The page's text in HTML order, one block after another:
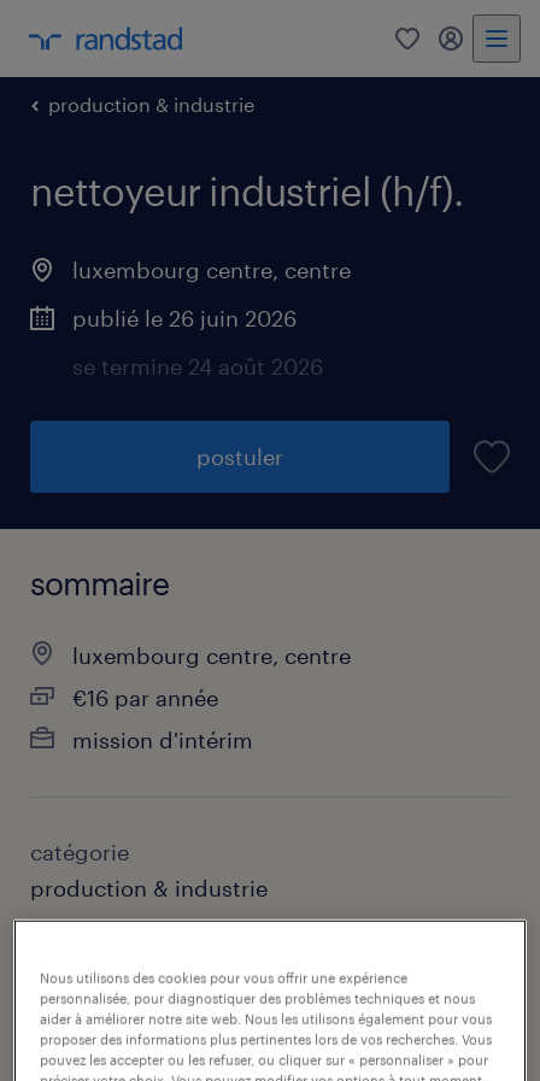
0 my
production & industrie
nettoyeur industriel (h/f).
luxembourg centre, centre
publié le 26 juin 2026
se termine 24 août 2026
postuler
sommaire
luxembourg centre, centre
€16 par année
mission d'intérim
catégorie
production & industrie
randstad luxembourg
courriel du contact
Nous utilisons des cookies pour vous offrir une expérience
personnalisée, pour diagnostiquer des problèmes techniques et nous
aider à améliorer notre site web. Nous les utilisons également pour vous
proposer des informations plus pertinentes lors de vos recherches. Vous
pouvez les accepter ou les refuser, ou cliquer sur « personnaliser » pour